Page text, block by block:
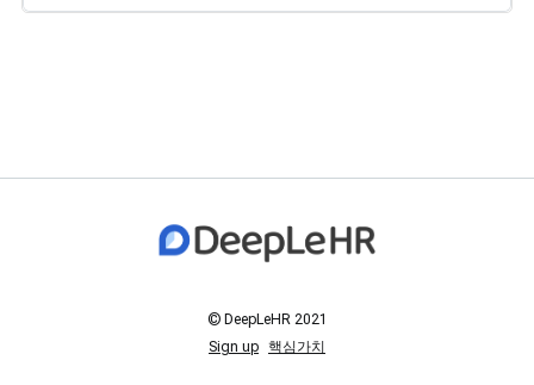
© DeepLeHR 2021
Sign up 핵심가치